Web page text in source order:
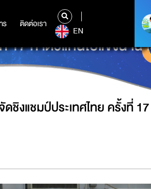
ร ติดต่อเรา
ร ติดต่อเรา
EN
17 หาตัวแทนไปแข่งนา
งแชมป์ประเทศไทย ครั้งที่